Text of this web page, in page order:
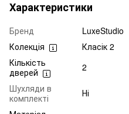
Характеристики
Бренд
LuxeStudio
Колекція
Класік 2
Кількість
дверей
2
Шухляди в
комплекті
Ні